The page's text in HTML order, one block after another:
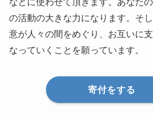
などに使わせて頂きます。あなた
の活動の大きな力になります。そ
意が人々の間をめぐり、お互いに
なっていくことを願っています。
寄付をする